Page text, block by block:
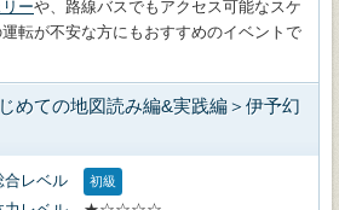
ーや、路線バスでもアクセス可能なスケ
転が不安な方にもおすすめのイベントで
めての地図読み編&実践編＞伊予幻
合レベル 初級